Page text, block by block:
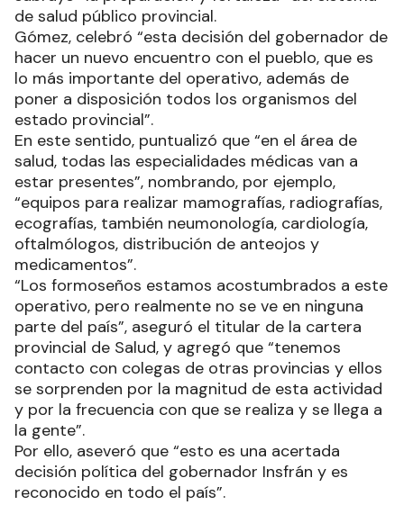
de salud público provincial.
Gómez, celebró “esta decisión del gobernador de
hacer un nuevo encuentro con el pueblo, que es
lo más importante del operativo, además de
poner a disposición todos los organismos del
estado provincial”.
En este sentido, puntualizó que “en el área de
salud, todas las especialidades médicas van a
estar presentes”, nombrando, por ejemplo,
“equipos para realizar mamografías, radiografías,
ecografías, también neumonología, cardiología,
oftalmólogos, distribución de anteojos y
medicamentos”.
“Los formoseños estamos acostumbrados a este
operativo, pero realmente no se ve en ninguna
parte del país”, aseguró el titular de la cartera
provincial de Salud, y agregó que “tenemos
contacto con colegas de otras provincias y ellos
se sorprenden por la magnitud de esta actividad
y por la frecuencia con que se realiza y se llega a
la gente”.
Por ello, aseveró que “esto es una acertada
decisión política del gobernador Insfrán y es
reconocido en todo el país”.